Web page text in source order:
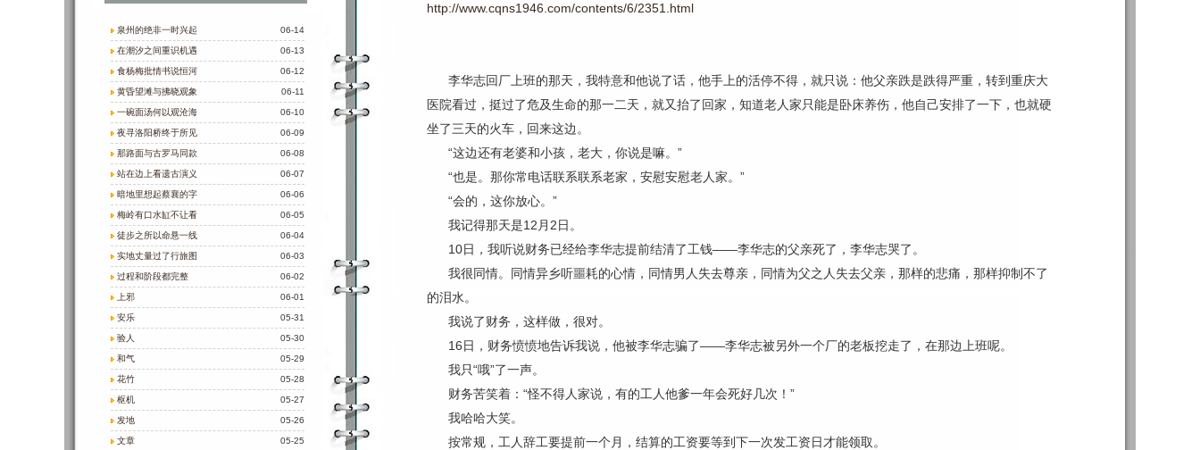
06-14
泉州的绝非一时兴起
06-13
在潮汐之间重识机遇
06-12
食杨梅批情书说恒河
06-11
黄昏望滩与拂晓观象
06-10
一碗面汤何以观沧海
06-09
夜寻洛阳桥终于所见
06-08
那路面与古罗马同款
06-07
站在边上看遗古演义
06-06
暗地里想起蔡襄的字
06-05
梅岭有口水缸不让看
06-04
徒步之所以命悬一线
06-03
实地丈量过了行旅图
06-02
过程和阶段都完整
06-01
上邪
05-31
安乐
05-30
验人
05-29
和气
05-28
花竹
05-27
枢机
05-26
发地
05-25
文章
http://www.cqns1946.com/contents/6/2351.html
李华志回厂上班的那天，我特意和他说了话，他手上的活停不得，就只说：他父亲跌是跌得严重，转到重庆大
医院看过，挺过了危及生命的那一二天，就又抬了回家，知道老人家只能是卧床养伤，他自己安排了一下，也就硬
坐了三天的火车，回来这边。
“这边还有老婆和小孩，老大，你说是嘛。”
“也是。那你常电话联系联系老家，安慰安慰老人家。”
“会的，这你放心。”
我记得那天是12月2日。
10日，我听说财务已经给李华志提前结清了工钱——李华志的父亲死了，李华志哭了。
我很同情。同情异乡听噩耗的心情，同情男人失去尊亲，同情为父之人失去父亲，那样的悲痛，那样抑制不了
的泪水。
我说了财务，这样做，很对。
16日，财务愤愤地告诉我说，他被李华志骗了——李华志被另外一个厂的老板挖走了，在那边上班呢。
我只“哦”了一声。
财务苦笑着：“怪不得人家说，有的工人他爹一年会死好几次！”
我哈哈大笑。
按常规，工人辞工要提前一个月，结算的工资要等到下一次发工资日才能领取。